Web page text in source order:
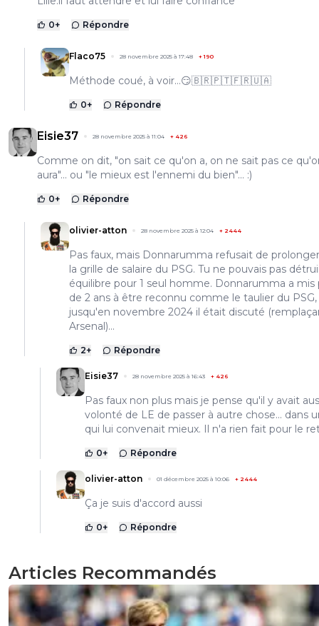
0+ Répondre
Flaco75 28 novembre 2025 à 17:48 +190
Méthode coué, à voir…😏🇧🇷🇵🇹🇫🇷🇺🇦
0+ Répondre
Eisie37 28 novembre 2025 à 11:04 + 426
Comme on dit, "on sait ce qu'on a, on ne sait pas ce
aura"... ou "le mieux est l'ennemi du bien"... :)
0+ Répondre
olivier-atton 28 novembre 2025 à 12:04 + 2444
Pas faux, mais Donnarumma refusait de
la grille de salaire du PSG. Tu ne pouvais pas
équilibre pour 1 seul homme. Donnarumma a mis
de 2 ans à être reconnu comme le taulier du PSG,
jusqu'en novembre 2024 il était discuté
Arsenal)...
2+ Répondre
Eisie37 28 novembre 2025 à 16:43 + 426
Pas faux non plus mais je pense qu'il y avait
volonté de LE de passer à autre chose... dans
qui lui convenait mieux. Il n'a rien fait pour le
0+ Répondre
olivier-atton 01 décembre 2025 à 10:06 + 2444
Ça je suis d'accord aussi
0+ Répondre
Articles Recommandés